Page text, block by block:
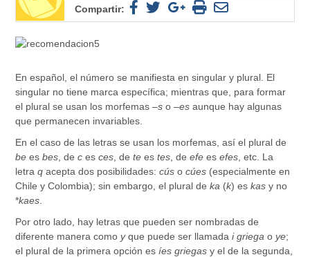
Compartir:
En español, el número se manifiesta en singular y plural. El
singular no tiene marca específica; mientras que, para formar
el plural se usan los morfemas –s o –es aunque hay algunas
que permanecen invariables.
En el caso de las letras se usan los morfemas, así el plural de
be esbes , dec esces , dete estes , deefe esefes , etc. La
letraqacepta dos posibilidades:cús ocúes (especialmente en
Chile y Colombia); sin embargo, el plural deka (k) eskas y no
*kaes
Por otro lado, hay letras que pueden ser nombradas de
diferente manera como yque puede ser llamadai griega o ye;
el plural de la primera opción es íes griegas y el de la segunda,